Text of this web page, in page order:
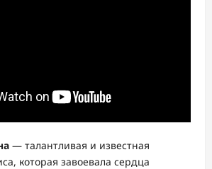
— талантливая и известная
которая завоевала сердца